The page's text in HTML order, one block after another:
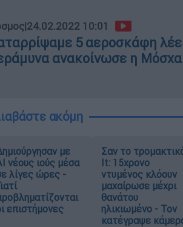
|24.02.2022 10:01
5 αεροσκάφη
ανακοίνωσε η Μόσχα
ακόμη
με
νέους ιούς μέσα
λίγες ώρες -
επιστήμονες
Σαν το
It: 15χρονο
ντυμένος κλόουν
μαχαίρωσε μέχρι
θανάτου
ηλικιωμένο - Τον
κατέγραψε